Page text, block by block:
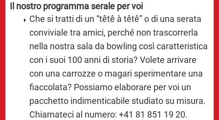
Il nostro programma serale per voi
Che si tratti di un “têtê à têtê” o di una serata
conviviale tra amici, perché non trascorrerla
nella nostra sala da bowling così caratteristica
con i suoi 100 anni di storia? Volete arrivare
con una carrozze o magari sperimentare una
fiaccolata? Possiamo elaborare per voi un
pacchetto indimenticabile studiato su misura.
Chiamateci al numero: +41 81 851 19 20.